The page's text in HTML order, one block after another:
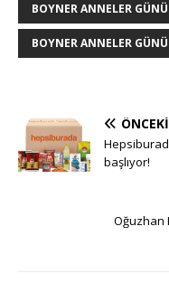
BOYNER ANNELER
BOYNER ANNELER
ÖNCEKI
başlıyor!
Oğuzhan